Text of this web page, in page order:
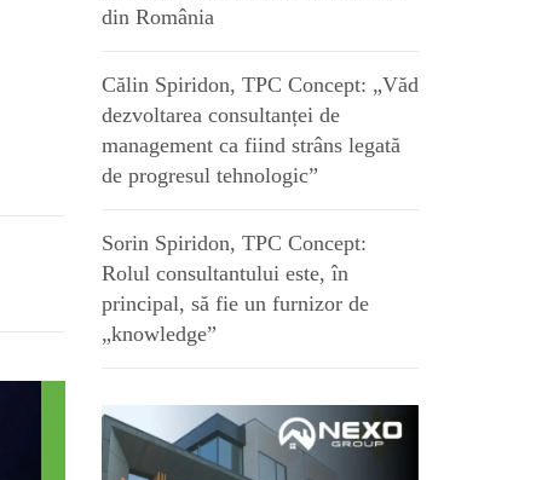
din România
Călin Spiridon, TPC Concept: „Văd
dezvoltarea consultanței de
management ca fiind strâns legată
de progresul tehnologic”
Sorin Spiridon, TPC Concept:
Rolul consultantului este, în
principal, să fie un furnizor de
„knowledge”